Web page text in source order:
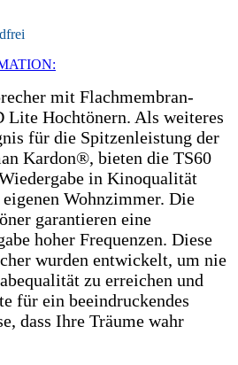
mit Flachmembran-
Hochtönern. Als weiteres
für die Spitzenleistung der
Kardon®, bieten die TS60
in Kinoqualität
Wohnzimmer. Die
garantieren eine
hoher Frequenzen. Diese
wurden entwickelt, um nie
zu erreichen und
für ein beeindruckendes
dass Ihre Träume wahr